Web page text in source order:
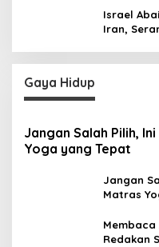
Israel
Iran,
Gaya Hidup
Jangan Salah Pilih,
Yoga yang Tepat
Jangan
Matras
Membaca
Redakan